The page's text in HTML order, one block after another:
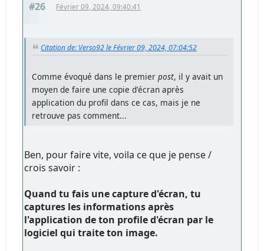
#26 Février 09, 2024, 09:40:41
Citation de: Verso92 le Février 09, 2024, 07:04:52
Comme évoqué dans le premierpost, il y avait un
moyen de faire une copie d'écran après
application du profil dans ce cas, mais je ne
retrouve pas comment...
Ben, pour faire vite, voila ce que je pense /
crois savoir :
Quand tu fais une capture d'écran, tu
captures les informations après
l'application de ton profile d'écran par le
logiciel qui traite ton image.